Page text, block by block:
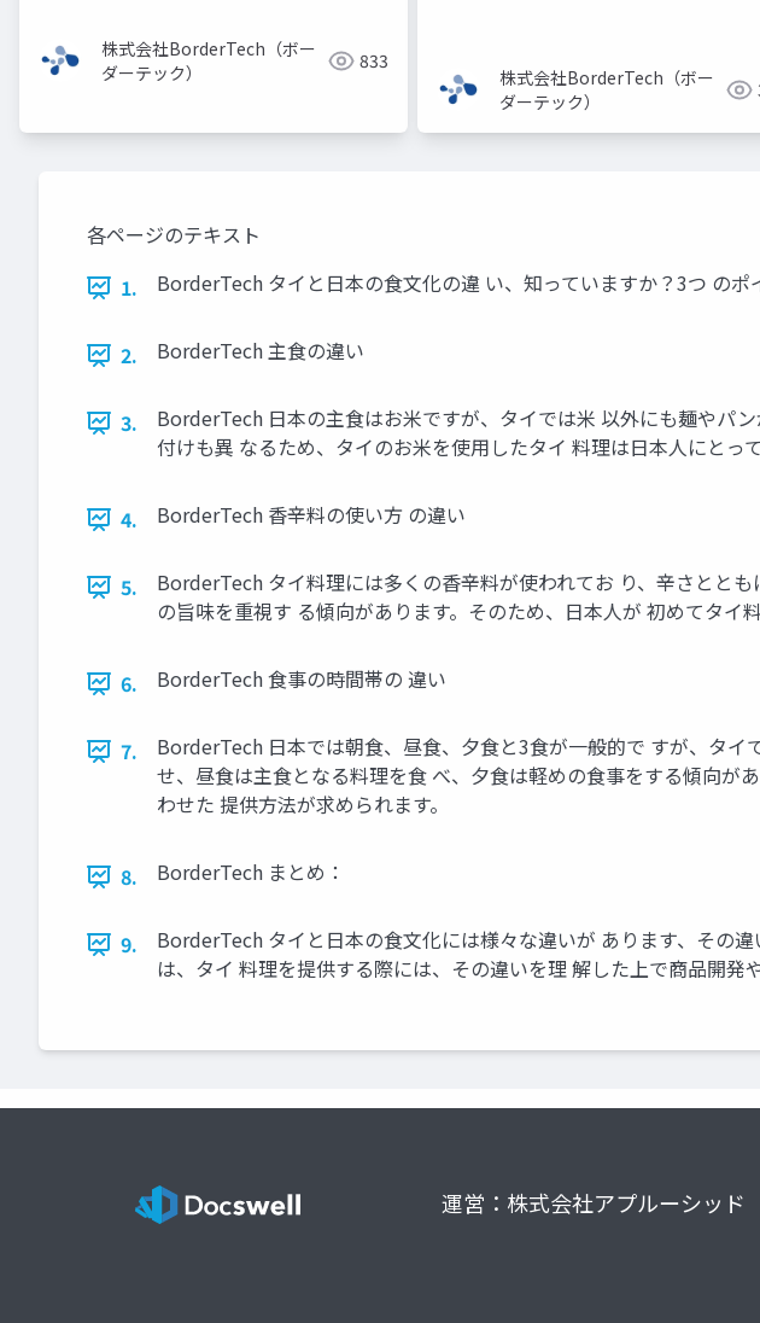
株式会社BorderTech（ボー
ダーテック）
833
株式会社BorderTech（ボー
ダーテック）
各ページのテキスト
1.
BorderTech タイと日本の食文化の違 い、知っていますか？3つ のポ
2. BorderTech 主食の違い
3.
BorderTech 日本の主食はお米ですが、タイでは米 以外にも麺やパ
付けも異 なるため、タイのお米を使用したタイ 料理は日本人にとっ
4. BorderTech 香辛料の使い方 の違い
5.
BorderTech タイ料理には多くの香辛料が使われてお り、辛さとと
の旨味を重視す る傾向があります。そのため、日本人が 初めてタイ
6. BorderTech 食事の時間帯の 違い
7.
BorderTech 日本では朝食、昼食、夕食と3食が一般的で すが、タ
せ、昼食は主食となる料理を食 べ、夕食は軽めの食事をする傾向が
わせた 提供方法が求められます。
8. BorderTech まとめ：
9.
BorderTech タイと日本の食文化には様々な違いが あります、その
は、タイ 料理を提供する際には、その違いを理 解した上で商品開発
運営：株式会社アプルーシッド